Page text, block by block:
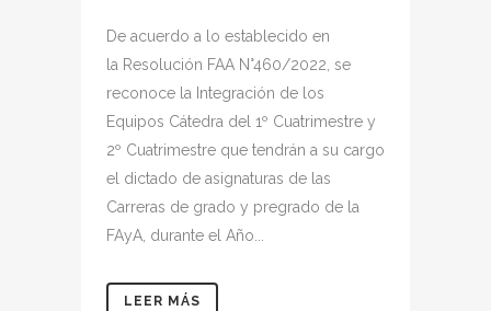
De acuerdo a lo establecido en
la Resolución FAA N°460/2022, se
reconoce la Integración de los
Equipos Cátedra del 1º Cuatrimestre y
2º Cuatrimestre que tendrán a su cargo
el dictado de asignaturas de las
Carreras de grado y pregrado de la
FAyA, durante el Año...
LEER MÁS